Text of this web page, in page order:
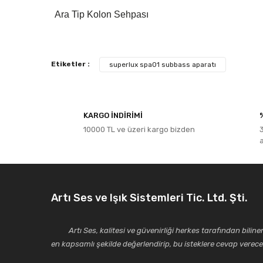
Ara Tip Kolon Sehpası
Bu ürünün fiyat bilgisi, resim, ürün açıklamalarında ve
Ürün açıklamasında eksik bilgiler bulunuyor.
Ürün bilgilerinde hatalar bulunuyor.
Etiketler : superlux spa01 subbass aparatı
KARGO İNDİRİMİ
10000 TL ve üzeri kargo bizden
Artı Ses ve Işık Sistemleri Tic. Ltd. Şti.
Artı Ses, kalitesi ve güvenirliği herkes tarafından bilinen
en kapsamlı şekilde değerlendirip, bu isteklere cevap